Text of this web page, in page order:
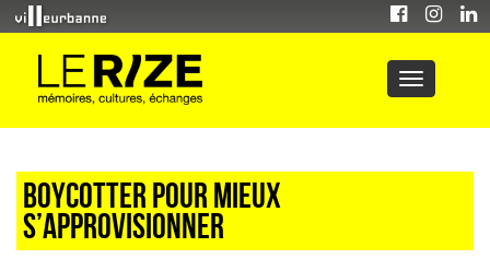
Boycotter pour mieux
s’approvisionner